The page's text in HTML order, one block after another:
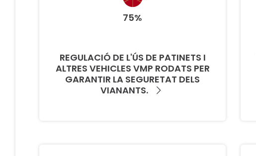
75%
REGULACIÓ DE L'ÚS DE PATINETS I
ALTRES VEHICLES VMP RODATS PER
GARANTIR LA SEGURETAT DELS
VIANANTS.